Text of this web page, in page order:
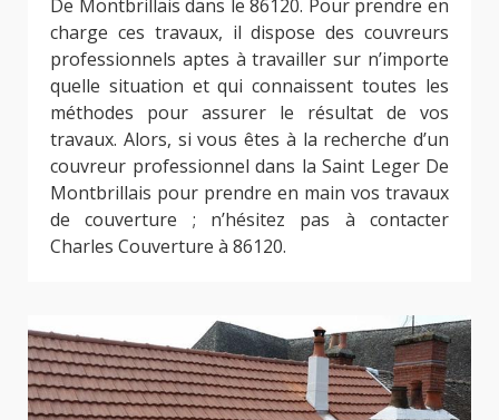
De Montbrillais dans le 86120. Pour prendre en
charge ces travaux, il dispose des couvreurs
professionnels aptes à travailler sur n’importe
quelle situation et qui connaissent toutes les
méthodes pour assurer le résultat de vos
travaux. Alors, si vous êtes à la recherche d’un
couvreur professionnel dans la Saint Leger De
Montbrillais pour prendre en main vos travaux
de couverture ; n’hésitez pas à contacter
Charles Couverture à 86120.